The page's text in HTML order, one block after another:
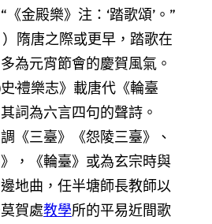
金殿樂》注：‘踏歌頌’。”
）隋唐之際或更早，踏歌在
為元宵節會的慶賀風氣。
·禮樂志》載唐代《輪臺
詞為六言四句的聲詩。
《三臺》《怨陵三臺》、
，《輪臺》或為玄宗時與
地曲，任半塘師長教師以
賀處教學所的平易近間歌